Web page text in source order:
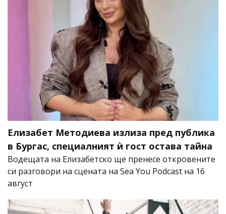
Елизабет Методиева излиза пред публика
в Бургас, специалният ѝ гост остава тайна
Водещата на Елизабетско ще пренесе откровените
си разговори на сцената на Sea You Podcast на 16
август